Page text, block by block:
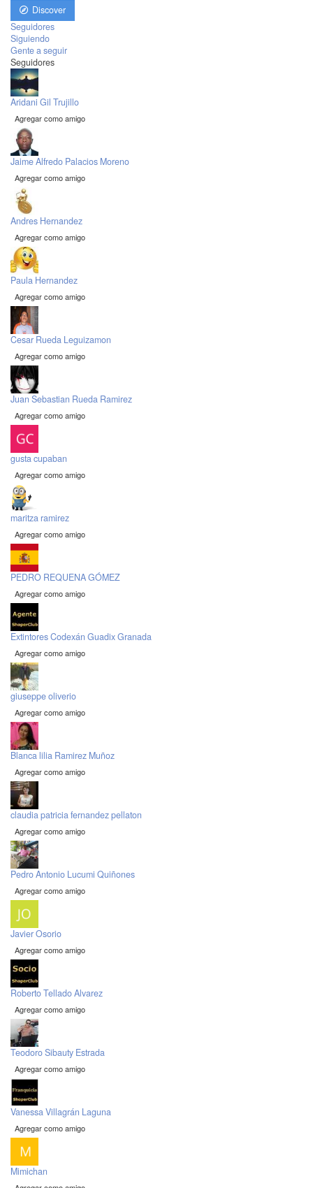
Discover
Seguidores
Siguiendo
Gente a seguir
Seguidores
Aridani Gil Trujillo
Agregar como amigo
Jaime Alfredo Palacios Moreno
Agregar como amigo
Andres Hernandez
Agregar como amigo
Paula Hernandez
Agregar como amigo
Cesar Rueda Leguizamon
Agregar como amigo
Juan Sebastian Rueda Ramirez
Agregar como amigo
gusta cupaban
Agregar como amigo
maritza ramirez
Agregar como amigo
PEDRO REQUENA GÓMEZ
Agregar como amigo
Extintores Codexán Guadix Granada
Agregar como amigo
giuseppe oliverio
Agregar como amigo
Blanca lilia Ramirez Muñoz
Agregar como amigo
claudia patricia fernandez pellaton
Agregar como amigo
Pedro Antonio Lucumi Quiñones
Agregar como amigo
Javier Osorio
Agregar como amigo
Roberto Tellado Alvarez
Agregar como amigo
Teodoro Sibauty Estrada
Agregar como amigo
Vanessa Villagrán Laguna
Agregar como amigo
Mimichan